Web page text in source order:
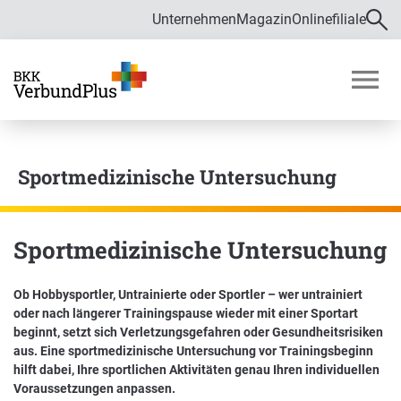
Unternehmen
Über uns
Bekämpfung von Fehlverhalten im
Satzung
Karriere
Ausbildung und Duales Studium
MagazinOnlinefiliale
o
ü
f
f
n
e
n
Sportmedizinische Untersuchung
Sportmedizinische Untersuchung
Ob Hobbysportler, Untrainierte oder Sportler – wer untrainiert
oder nach längerer Trainingspause wieder mit einer Sportart
beginnt, setzt sich Verletzungsgefahren oder Gesundheitsrisiken
aus. Eine sportmedizinische Untersuchung vor Trainingsbeginn
hilft dabei, Ihre sportlichen Aktivitäten genau Ihren individuellen
Voraussetzungen anpassen.
Direkt zur Hauptnavigation (Enter drücken)
Direkt zur Suche (Enter drücken)
Direkt zum Hauptinhalt (Enter drücken)